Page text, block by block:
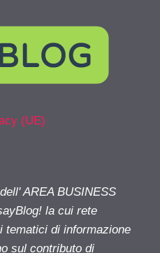
(UE)
AREA BUSINESS
la cui rete
tematici di informazione
sul contributo di